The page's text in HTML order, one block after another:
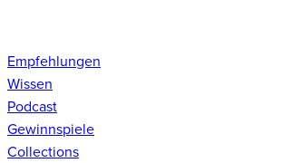
Empfehlungen
Wissen
Podcast
Gewinnspiele
Collections